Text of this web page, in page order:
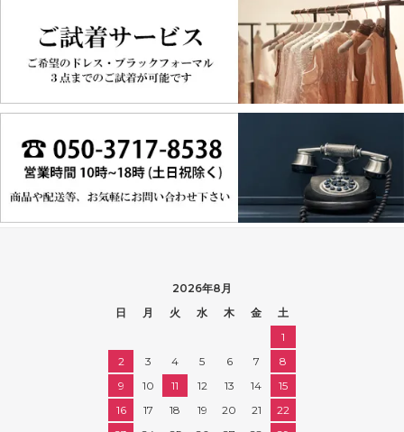
2026年8月
日
月 火 水 木 金
土
1
2
3 4 5 6 7
8
9
10 11 12 13 14
15
16
17 18 19 20 21
22